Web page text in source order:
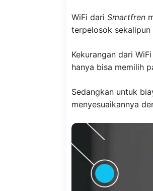
WiFi dari Smartfren
terpelosok
Kekurangan dari
hanya bisa memilih
Sedangkan untuk
menyesuaikannya